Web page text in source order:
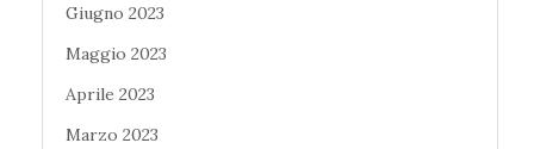
Giugno 2023
Maggio 2023
Aprile 2023
Marzo 2023